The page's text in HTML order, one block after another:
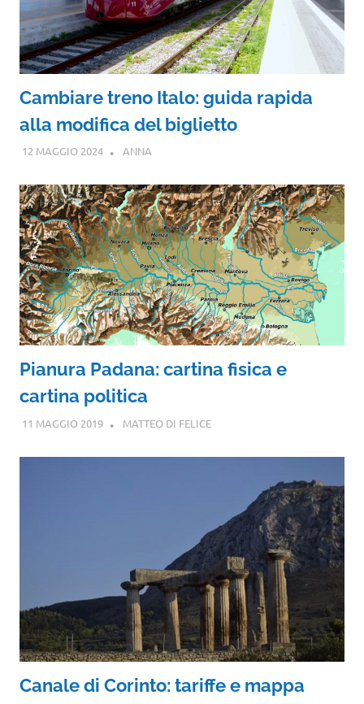
Cambiare treno Italo: guida rapida
alla modifica del biglietto
12 MAGGIO 2024 ANNA
Pianura Padana: cartina fisica e
cartina politica
11 MAGGIO 2019 MATTEO DI FELICE
Canale di Corinto: tariffe e mappa